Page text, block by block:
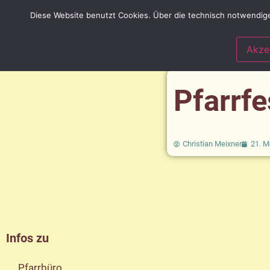
lebendige Gemeinde
Christian Meixner 21.
Infos zu
Pfarrbüro
Diese Website benutzt Cookies. Über die technisch